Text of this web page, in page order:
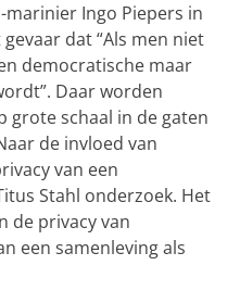
Ingo Piepers in
dat “Als men niet
democratische maar
Daar worden
grote schaal in de gaten
de invloed van
van een
Stahl onderzoek. Het
de privacy van
een samenleving als